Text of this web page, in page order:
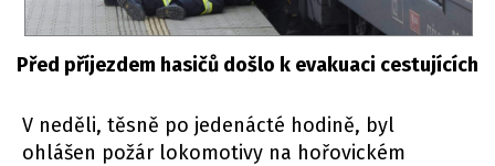
Před příjezdem hasičů došlo k evakuaci cestujících
V neděli, těsně po jedenácté hodině, byl
ohlášen požár lokomotivy na hořovickém